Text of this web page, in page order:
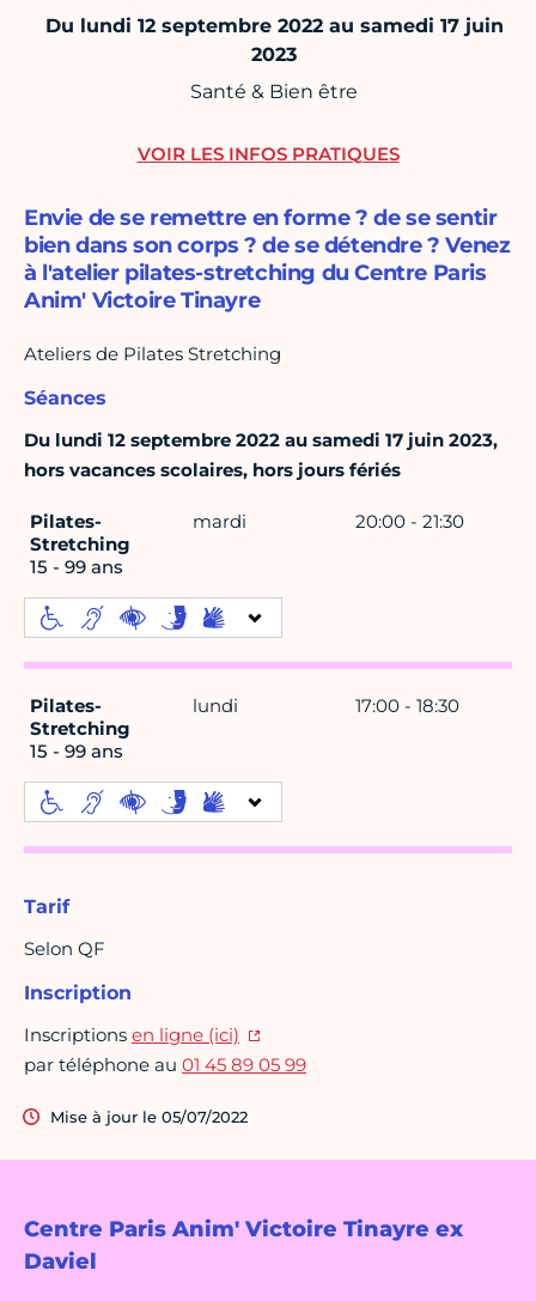
Du lundi 12 septembre 2022 au samedi 17 juin
2023
Santé & Bien être
Centre Paris Anim' Victoire Tinayre ex
Daviel
Envie de se remettre en forme ? de se sentir
bien dans son corps ? de se détendre ? Venez
à l'atelier pilates-stretching du Centre Paris
Anim' Victoire Tinayre
Ateliers de Pilates Stretching
Séances
Du lundi 12 septembre 2022 au samedi 17 juin 2023,
hors vacances scolaires, hors jours fériés
Pilates-
Stretching
15 - 99 ans
mardi 20:00 - 21:30
Pilates-
Stretching
15 - 99 ans
lundi 17:00 - 18:30
Tarif
Selon QF
Inscription
Inscriptions en ligne (ici)
par téléphone au 01 45 89 05 99
Mise à jour le 05/07/2022
VOIR LES INFOS PRATIQUES